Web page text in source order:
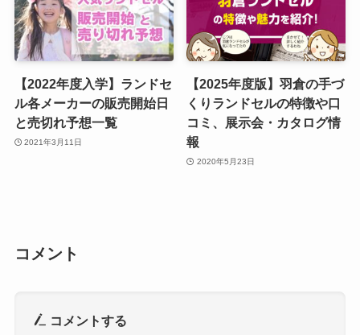
【2022年度入学】ランドセ
ル各メーカーの販売開始日
と売切れ予想一覧
2021年3月11日
【2025年度版】羽倉の手づ
くりランドセルの特徴や口
コミ、展示会・カタログ情
報
2020年5月23日
コメント
コメントする